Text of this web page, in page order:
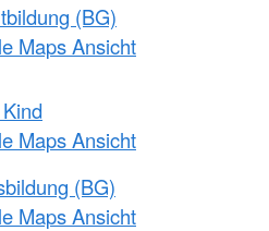
(BG)
Maps Ansicht
Maps Ansicht
(BG)
Maps Ansicht